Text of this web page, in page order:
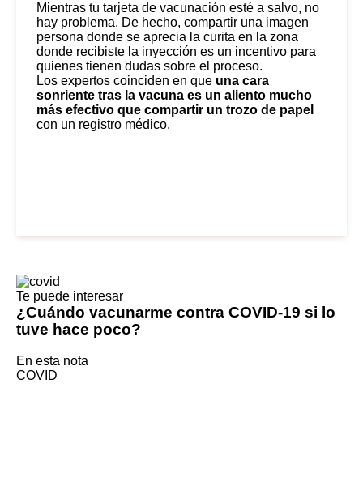
Mientras tu tarjeta de vacunación esté a salvo, no
hay problema. De hecho, compartir una imagen
persona donde se aprecia la curita en la zona
donde recibiste la inyección es un incentivo para
quienes tienen dudas sobre el proceso.
Los expertos coinciden en que una cara
sonriente tras la vacuna es un aliento mucho
más efectivo que compartir un trozo de papel
con un registro médico.
Te puede interesar
¿Cuándo vacunarme contra COVID-19 si lo
tuve hace poco?
En esta nota
COVID